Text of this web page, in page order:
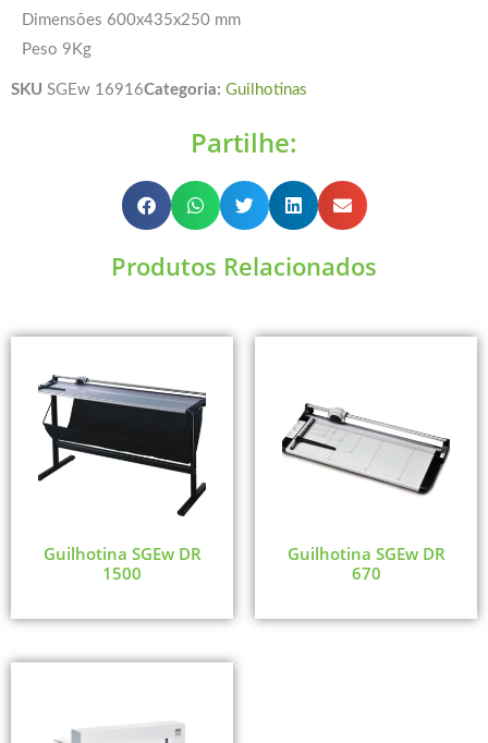
Dimensões 600x435x250 mm
Peso 9Kg
SKU SGEw 16916Categoria: Guilhotinas
Partilhe:
Produtos Relacionados
Guilhotina SGEw DR
1500
Guilhotina SGEw DR
670